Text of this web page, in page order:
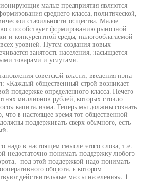
малые предприятия являются
среднего класса, политической,
стабильности общества. Малое
способствует формированию рыночной
и конкурентной среды, налогооблагаемой
уровней. Путем создания новых
занятость населения, насыщается
товарами и услугами.
советской власти, введения нэпа
«Каждый общественный строй возникает
поддержке определенного класса. Нечего
миллионов рублей, которых стоило
капитализма. Теперь мы должны сознать
что в настоящее время тот общественной
поддерживать сверх обычного, есть
надо в настоящем смысле этого слова, т.е.
недостаточно понимать поддержку любого
-под этой поддержкой надо понимать
оборота, в котором
действительные массы населения». 1